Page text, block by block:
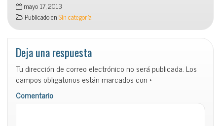
mayo 17, 2013
Publicado enSin categoría
Deja una respuesta
Tu dirección de correo electrónico no será publicada. Los
campos obligatorios están marcados con*
Comentario